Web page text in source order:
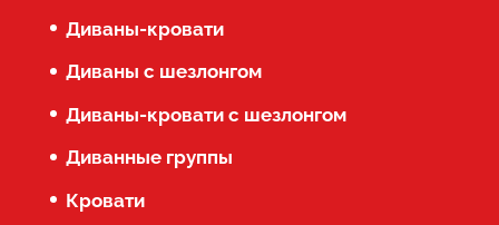
Диваны-кровати
Диваны с шезлонгом
Диваны-кровати с шезлонгом
Диванные группы
Кровати